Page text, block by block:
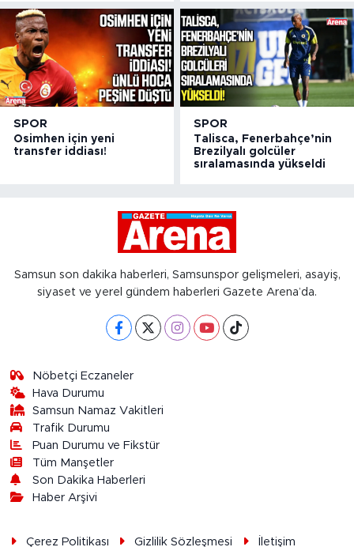
SPOR
Osimhen için yeni
transfer iddiası!
SPOR
Talisca, Fenerbahçe’nin
Brezilyalı golcüler
sıralamasında yükseldi
Samsun son dakika haberleri, Samsunspor gelişmeleri, asayiş,
siyaset ve yerel gündem haberleri Gazete Arena’da.
Nöbetçi Eczaneler
Hava Durumu
Samsun Namaz Vakitleri
Trafik Durumu
Puan Durumu ve Fikstür
Tüm Manşetler
Son Dakika Haberleri
Haber Arşivi
Çerez Politikası Gizlilik Sözleşmesi İletişim